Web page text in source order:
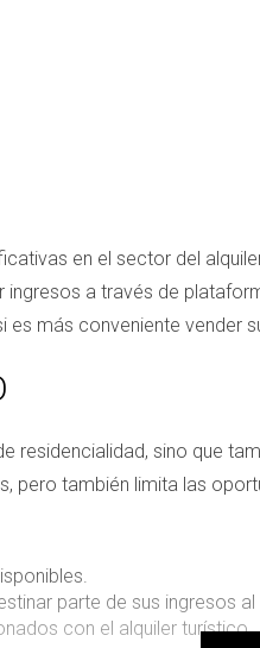
en el sector del
a través de
más conveniente vender
residencialidad, sino que
pero también limita las
parte de sus ingresos al
con el alquiler turístico.